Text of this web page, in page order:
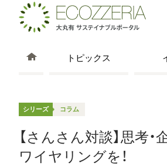
トピックス
シリーズ コラム
【さんさん対談】思考・
ワイヤリングを！